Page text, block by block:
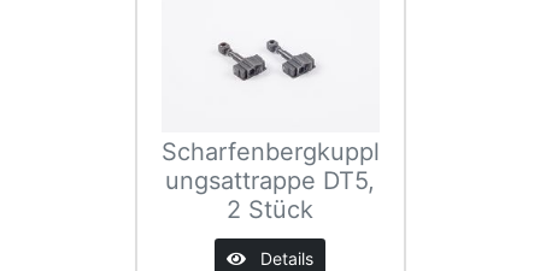
Scharfenbergkuppl
ungsattrappe DT5,
2 Stück
Details